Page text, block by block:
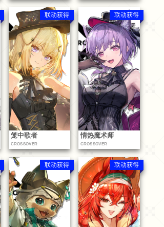
联动获得
笼中歌者
CROSSOVER
联动获得
情热魔术师
CROSSOVER
联动获得 联动获得